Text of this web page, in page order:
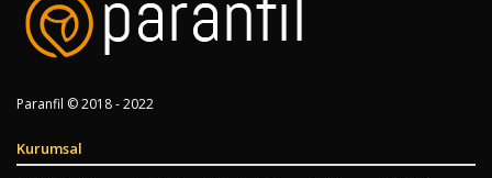
Paranfil © 2018 - 2022
Kurumsal